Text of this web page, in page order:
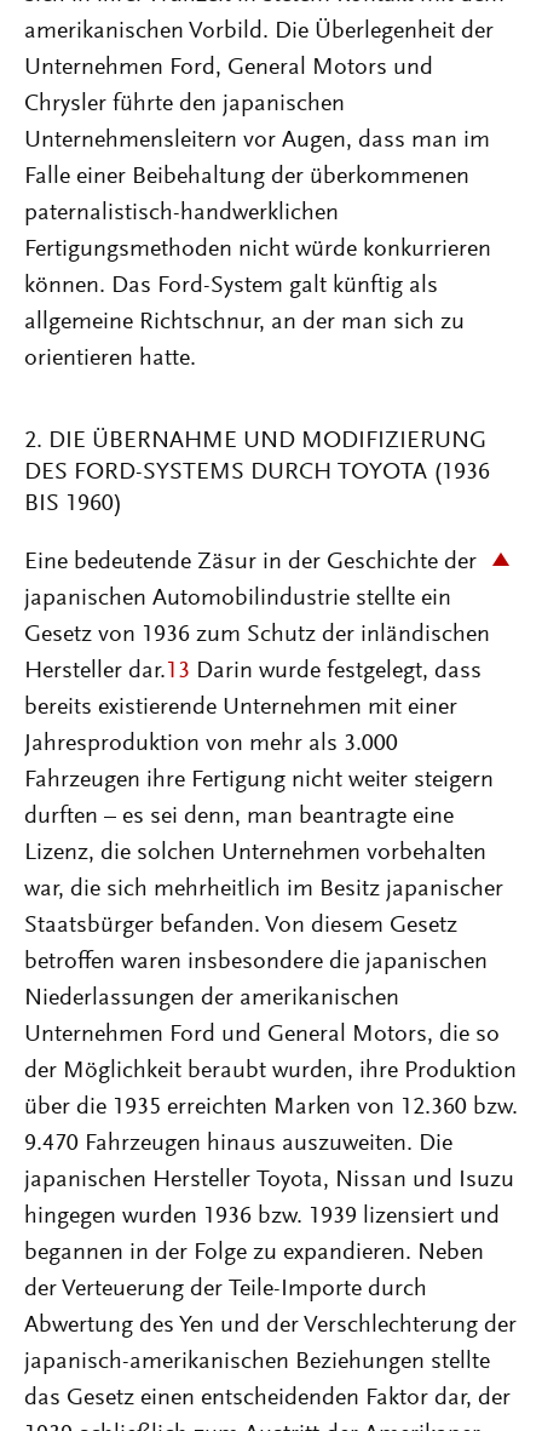
amerikanischen Vorbild. Die Überlegenheit der
Unternehmen Ford, General Motors und
Chrysler führte den japanischen
Unternehmensleitern vor Augen, dass man im
Falle einer Beibehaltung der überkommenen
paternalistisch-handwerklichen
Fertigungsmethoden nicht würde konkurrieren
können. Das Ford-System galt künftig als
allgemeine Richtschnur, an der man sich zu
orientieren hatte.
2. DIE ÜBERNAHME UND MODIFIZIERUNG
DES FORD-SYSTEMS DURCH TOYOTA (1936
BIS 1960)
Eine bedeutende Zäsur in der Geschichte der
japanischen Automobilindustrie stellte ein
Gesetz von 1936 zum Schutz der inländischen
Hersteller dar. 13 Darin wurde festgelegt, dass
bereits existierende Unternehmen mit einer
Jahresproduktion von mehr als 3.000
Fahrzeugen ihre Fertigung nicht weiter steigern
durften – es sei denn, man beantragte eine
Lizenz, die solchen Unternehmen vorbehalten
war, die sich mehrheitlich im Besitz japanischer
Staatsbürger befanden. Von diesem Gesetz
betroffen waren insbesondere die japanischen
Niederlassungen der amerikanischen
Unternehmen Ford und General Motors, die so
der Möglichkeit beraubt wurden, ihre Produktion
über die 1935 erreichten Marken von 12.360 bzw.
9.470 Fahrzeugen hinaus auszuweiten. Die
japanischen Hersteller Toyota, Nissan und Isuzu
hingegen wurden 1936 bzw. 1939 lizensiert und
begannen in der Folge zu expandieren. Neben
der Verteuerung der Teile-Importe durch
Abwertung des Yen und der Verschlechterung der
japanisch-amerikanischen Beziehungen stellte
das Gesetz einen entscheidenden Faktor dar, der